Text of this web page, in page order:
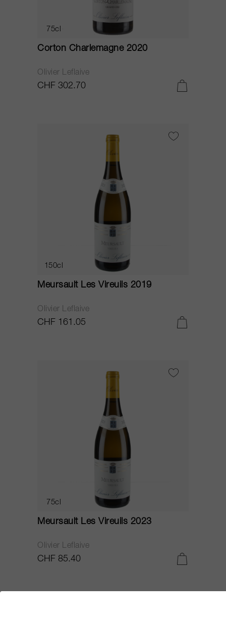
75cl
Corton Charlemagne 2020
Olivier Leflaive
CHF 302.70
150cl
Meursault Les Vireuils 2019
Olivier Leflaive
CHF 161.05
75cl
Meursault Les Vireuils 2023
Olivier Leflaive
CHF 85.40